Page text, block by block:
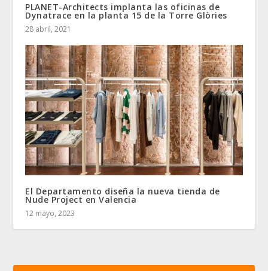
PLANET-Architects implanta las oficinas de
Dynatrace en la planta 15 de la Torre Glòries
28 abril, 2021
El Departamento diseña la nueva tienda de
Nude Project en Valencia
12 mayo, 2023